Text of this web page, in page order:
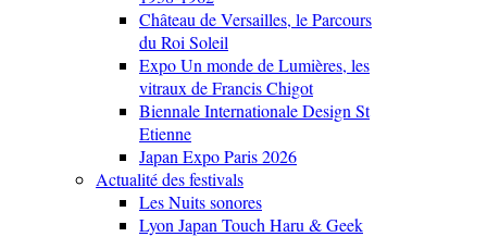
Château de Versailles, le Parcours
du Roi Soleil
Expo Un monde de Lumières, les
vitraux de Francis Chigot
Biennale Internationale Design St
Etienne
Japan Expo Paris 2026
Actualité des festivals
Les Nuits sonores
Lyon Japan Touch Haru & Geek